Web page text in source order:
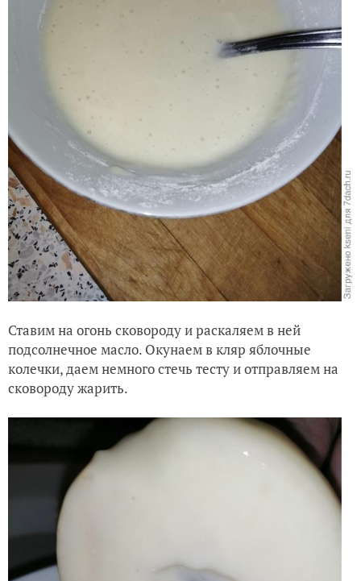
Ставим на огонь сковороду и раскаляем в ней
подсолнечное масло. Окунаем в кляр яблочные
колечки, даем немного стечь тесту и отправляем на
сковороду жарить.